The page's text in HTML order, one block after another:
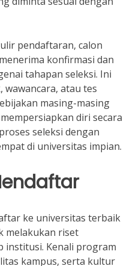
pendaftaran, calon
konfirmasi dan
tahapan seleksi. Ini
wawancara, atau tes
masing-masing
diri secara
seleksi dengan
di universitas impian.
ke universitas terbaik
melakukan riset
institusi. Kenali program
kampus, serta kultur